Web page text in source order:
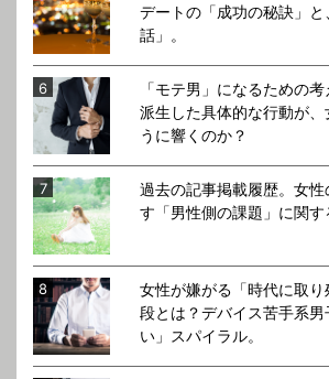
デートの「成功の秘訣」
話」。
「モテ男」になるための
派生した具体的な行動が、
うに響くのか？
過去の記事掲載履歴。女
す「男性側の課題」に関す
女性が嫌がる「時代に取
段とは？デバイス苦手系
い」スパイラル。